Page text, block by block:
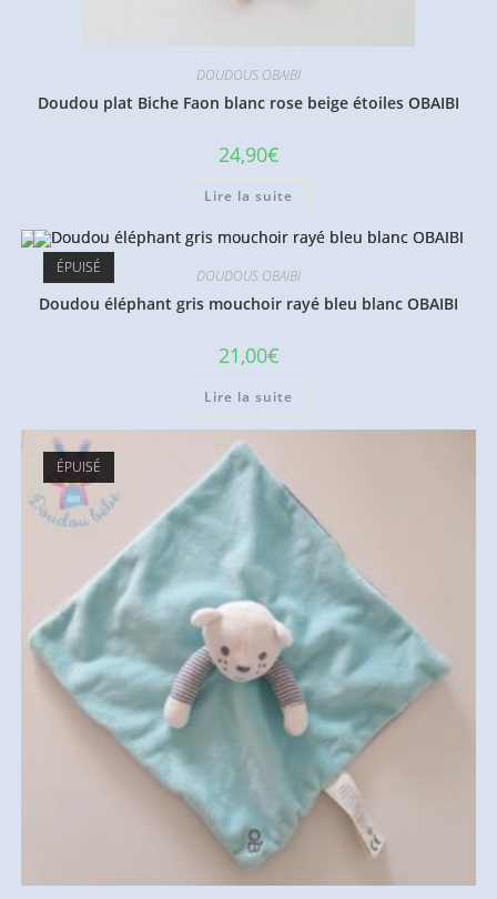
DOUDOUS OBAIBI
Doudou plat Biche Faon blanc rose beige étoiles OBAIBI
24,90€
Lire la suite
ÉPUISÉ DOUDOUS OBAIBI
Doudou éléphant gris mouchoir rayé bleu blanc OBAIBI
21,00€
Lire la suite
ÉPUISÉ